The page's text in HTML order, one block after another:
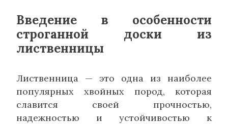
Введение в особенности
строганной доски из
лиственницы
Лиственница — это одна из наиболее
популярных хвойных пород, которая
славится своей прочностью,
надежностью и устойчивостью к